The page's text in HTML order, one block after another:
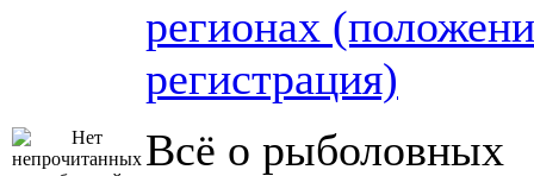
регионах
регистрация)
Всё о рыболовных